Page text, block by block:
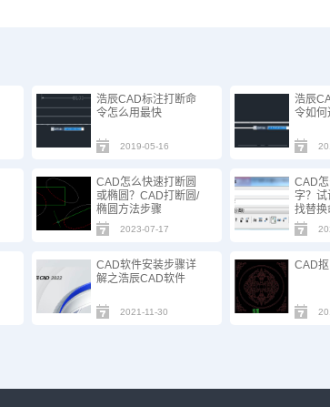
浩辰CAD标注打断命
令怎么用最快
2019-05-16
浩辰
令如何
CAD怎么快速打断圆
或椭圆？CAD打断圆/
椭圆方法步骤
2023-07-17
CAD
字？试
找替换
CAD软件安装步骤详
解之浩辰CAD软件
2021-11-30
CAD